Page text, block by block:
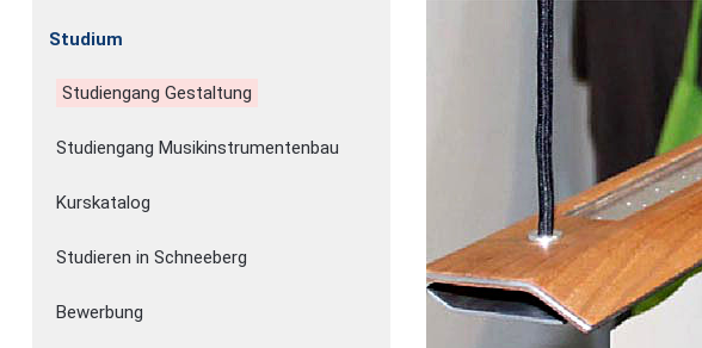
Studium
Studiengang Gestaltung
Studiengang Musikinstrumentenbau
Kurskatalog
Studieren in Schneeberg
Bewerbung